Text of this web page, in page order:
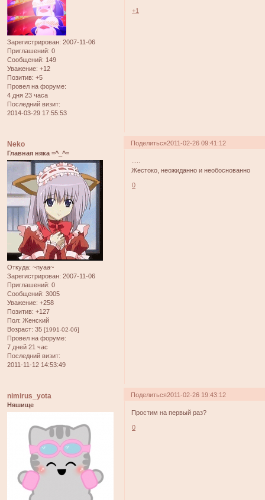
Зарегистрирован: 2007-11-06
Приглашений: 0
Сообщений: 149
Уважение: +12
Позитив: +5
Провел на форуме:
4 дня 23 часа
Последний визит:
2014-03-29 17:55:53
+1
Поделиться2011-02-26 09:41:12
Neko
Главная няка =^_^=
Откуда: ~nyaa~
Зарегистрирован: 2007-11-06
Приглашений: 0
Сообщений: 3005
Уважение: +258
Позитив: +127
Пол: Женский
Возраст: 35 [1991-02-06]
Провел на форуме:
7 дней 21 час
Последний визит:
2011-11-12 14:53:49
Жестоко, неожиданно и необоснованно
0
Поделиться2011-02-26 19:43:12
nimirus_yota
Няшище
Простим на первый раз?
0